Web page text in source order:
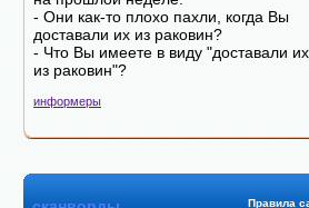
- Они как-то плохо пахли, когда Вы
доставали их из раковин?
- Что Вы имеете в виду "доставали их
из раковин"?
информеры
Правила